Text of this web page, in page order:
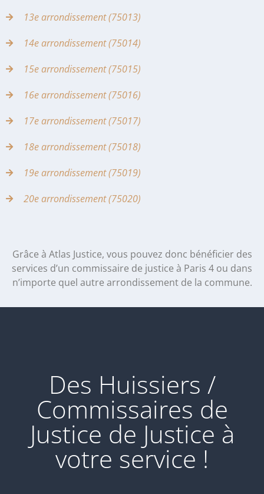
13e arrondissement (75013)
14e arrondissement (75014)
15e arrondissement (75015)
16e arrondissement (75016)
17e arrondissement (75017)
18e arrondissement (75018)
19e arrondissement (75019)
20e arrondissement (75020)
Grâce à Atlas Justice, vous pouvez donc bénéficier des
services d’un commissaire de justice à Paris 4 ou dans
n’importe quel autre arrondissement de la commune.
Des Huissiers /
Commissaires de
Justice de Justice à
votre service !